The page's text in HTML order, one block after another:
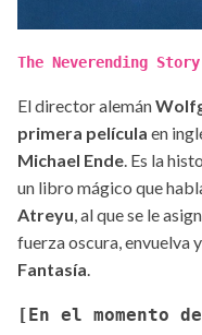
The Neverending
El director alemán
primera película en
Michael Ende . Es la
un libro mágico que
Atreyu , al que se le
fuerza oscura, envuelva
Fantasía
[En el momento